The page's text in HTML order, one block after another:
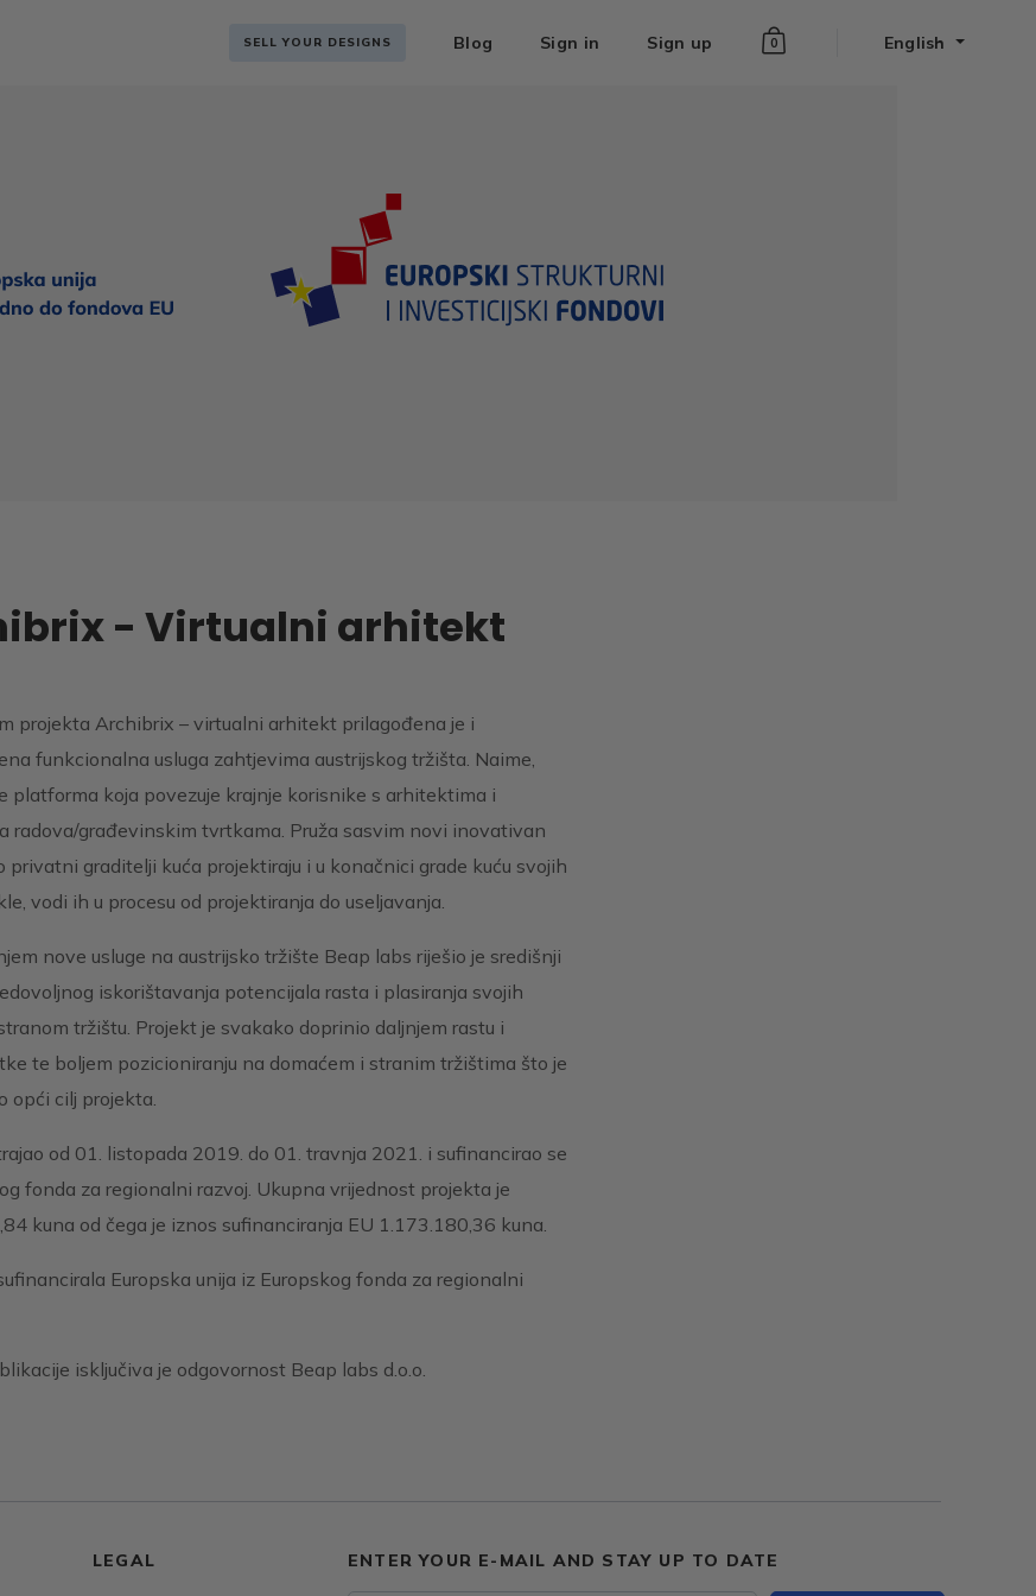
SELL YOUR DESIGNS Blog Sign in Sign up 0 English
- Virtualni arhitekt
projekta Archibrix – virtualni arhitekt prilagođena je i
funkcionalna usluga zahtjevima austrijskog tržišta. Naime,
platforma koja povezuje krajnje korisnike s arhitektima i
radova/građevinskim tvrtkama. Pruža sasvim novi inovativan
privatni graditelji kuća projektiraju i u konačnici grade kuću svojih
vodi ih u procesu od projektiranja do useljavanja.
nove usluge na austrijsko tržište Beap labs riješio je središnji
iskorištavanja potencijala rasta i plasiranja svojih
tržištu. Projekt je svakako doprinio daljnjem rastu i
te boljem pozicioniranju na domaćem i stranim tržištima što je
opći cilj projekta.
od 01. listopada 2019. do 01. travnja 2021. i sufinancirao se
fonda za regionalni razvoj. Ukupna vrijednost projekta je
kuna od čega je iznos sufinanciranja EU 1.173.180,36 kuna.
Europska unija iz Europskog fonda za regionalni
isključiva je odgovornost Beap labs d.o.o.
LEGAL ENTER YOUR E-MAIL AND STAY UP TO DATE